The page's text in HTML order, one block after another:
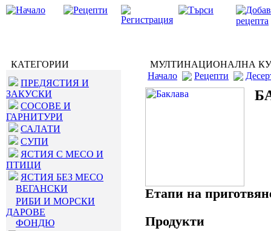
КАТЕГОРИИ
ПРЕДЯСТИЯ И
ЗАКУСКИ
СОСОВЕ И
ГАРНИТУРИ
САЛАТИ
СУПИ
ЯСТИЯ С МЕСО И
ПТИЦИ
ЯСТИЯ БЕЗ МЕСО
ВЕГАНСКИ
РИБИ И МОРСКИ
ДАРОВЕ
ФОНДЮ
МУЛТИНАЦИОНАЛНА
Начало
Рецепти
Етапи на
Продукти